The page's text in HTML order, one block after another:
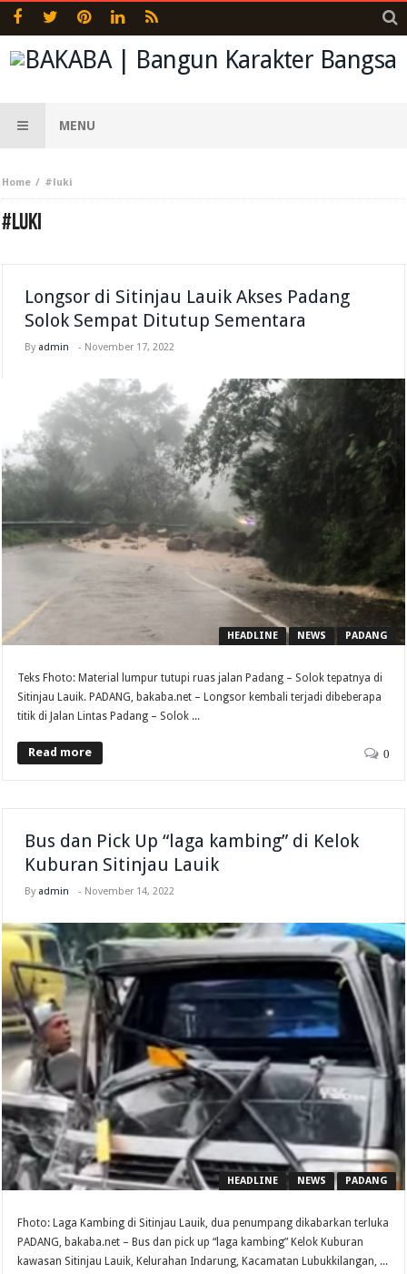
MENU
Home #luki
#LUKI
Longsor di Sitinjau Lauik Akses Padang
Solok Sempat Ditutup Sementara
By admin - November 17, 2022
HEADLINE NEWS PADANG
Teks Fhoto: Material lumpur tutupi ruas jalan Padang – Solok tepatnya di
Sitinjau Lauik. PADANG, bakaba.net – Longsor kembali terjadi dibeberapa
titik di Jalan Lintas Padang – Solok ...
Read more 0
Bus dan Pick Up “laga kambing” di Kelok
Kuburan Sitinjau Lauik
By admin - November 14, 2022
HEADLINE NEWS PADANG
Fhoto: Laga Kambing di Sitinjau Lauik, dua penumpang dikabarkan terluka
PADANG, bakaba.net – Bus dan pick up “laga kambing” Kelok Kuburan
kawasan Sitinjau Lauik, Kelurahan Indarung, Kacamatan Lubukkilangan, ...